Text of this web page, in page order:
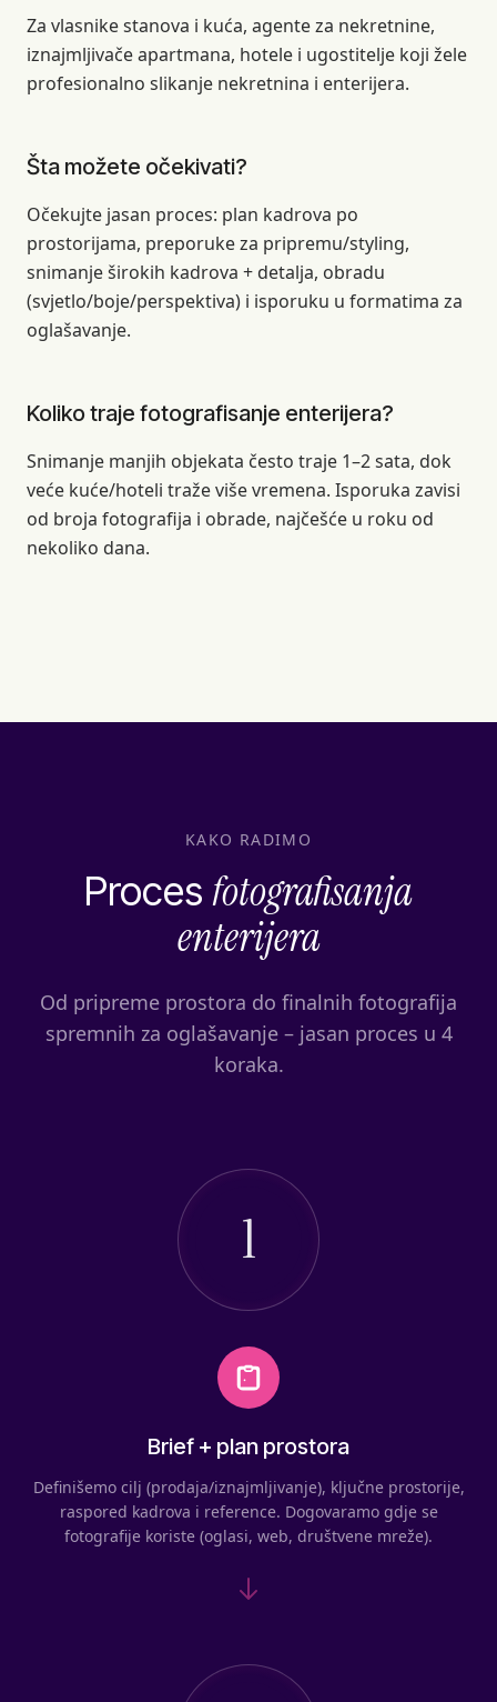
Za vlasnike stanova i kuća, agente za nekretnine,
iznajmljivače apartmana, hotele i ugostitelje koji žele
profesionalno slikanje nekretnina i enterijera.
Šta možete očekivati?
Očekujte jasan proces: plan kadrova po
prostorijama, preporuke za pripremu/styling,
snimanje širokih kadrova + detalja, obradu
(svjetlo/boje/perspektiva) i isporuku u formatima za
oglašavanje.
Koliko traje fotografisanje enterijera?
Snimanje manjih objekata često traje 1–2 sata, dok
veće kuće/hoteli traže više vremena. Isporuka zavisi
od broja fotografija i obrade, najčešće u roku od
nekoliko dana.
KAKO RADIMO
Proces fotografisanja
enterijera
Od pripreme prostora do finalnih fotografija
spremnih za oglašavanje – jasan proces u 4
koraka.
1
Brief + plan prostora
Definišemo cilj (prodaja/iznajmljivanje), ključne prostorije,
raspored kadrova i reference. Dogovaramo gdje se
fotografije koriste (oglasi, web, društvene mreže).